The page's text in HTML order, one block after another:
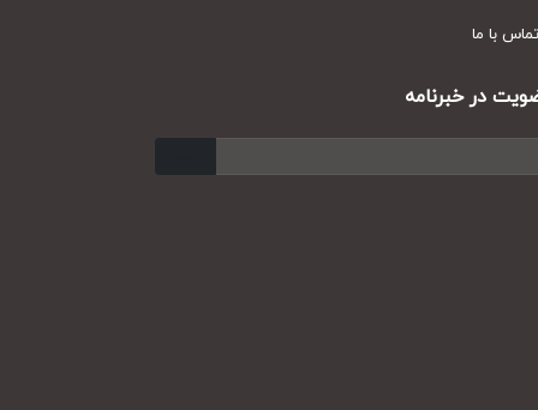
با ما
در خبرنامه